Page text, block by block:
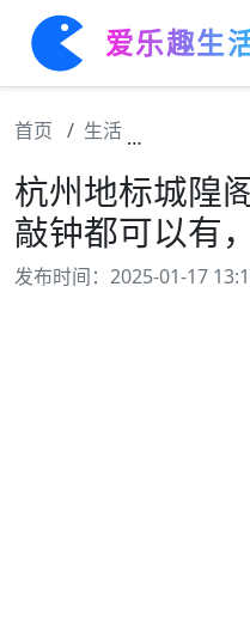
爱乐趣生
首页 生活
杭州地标城隍
敲钟都可以有
发布时间：2025-01-17